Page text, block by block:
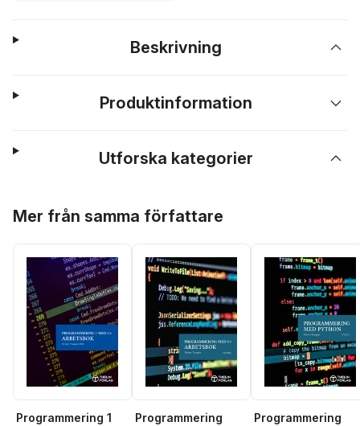
Beskrivning
Produktinformation
Utforska kategorier
Mer från samma författare
Programmering 1
Programmering
Programmering